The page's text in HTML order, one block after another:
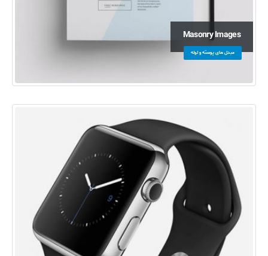
Masonry Images
مبدل های پوسته و لوله